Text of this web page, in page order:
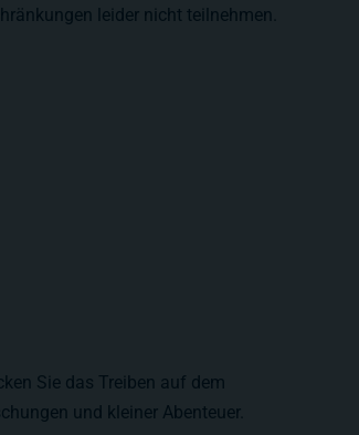
leider nicht teilnehmen.
Sie das Treiben auf dem
und kleiner Abenteuer.